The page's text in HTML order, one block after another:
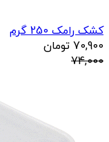
کشک رامک 250 گرم
70,900 تومان
74,000